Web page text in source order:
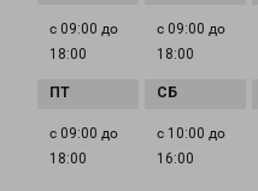
с 09:00 до
18:00
с 09:00 до
18:00
с 09:00 до
18:00
с 10:00 до
16:00